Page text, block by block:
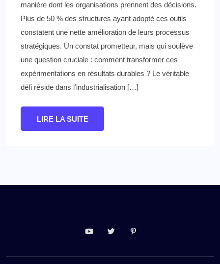
manière dont les organisations prennent des décisions.
Plus de 50 % des structures ayant adopté ces outils
constatent une nette amélioration de leurs processus
stratégiques. Un constat prometteur, mais qui soulève
une question cruciale : comment transformer ces
expérimentations en résultats durables ? Le véritable
défi réside dans l’industrialisation […]
LIRE LA SUITE